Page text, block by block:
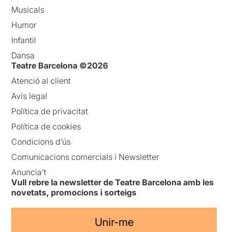
Musicals
Humor
Infantil
Dansa
Teatre Barcelona ©2026
Atenció al client
Avís legal
Política de privacitat
Política de cookies
Condicions d’ús
Comunicacions comercials i Newsletter
Anuncia’t
Vull rebre la newsletter de Teatre Barcelona amb les
novetats, promocions i sorteigs
Unir-me